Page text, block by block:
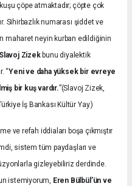
çöpe atmaktadır; çöpte çok
Sihirbazlık numarası şiddet ve
maharet neyin kurban edildiğinin
Slavoj Zizekbunu diyalektik
“Yeni ve daha yüksek bir evreye
bir kuş vardır.”(Slavoj Zizek,
İş Bankası Kültür Yay.)
ve refah iddiaları boşa çıkmıştır
sistem tüm paydaşları ve
gizleyebiliriz derdinde.
istemiyorum, Eren Bülbül’ün ve